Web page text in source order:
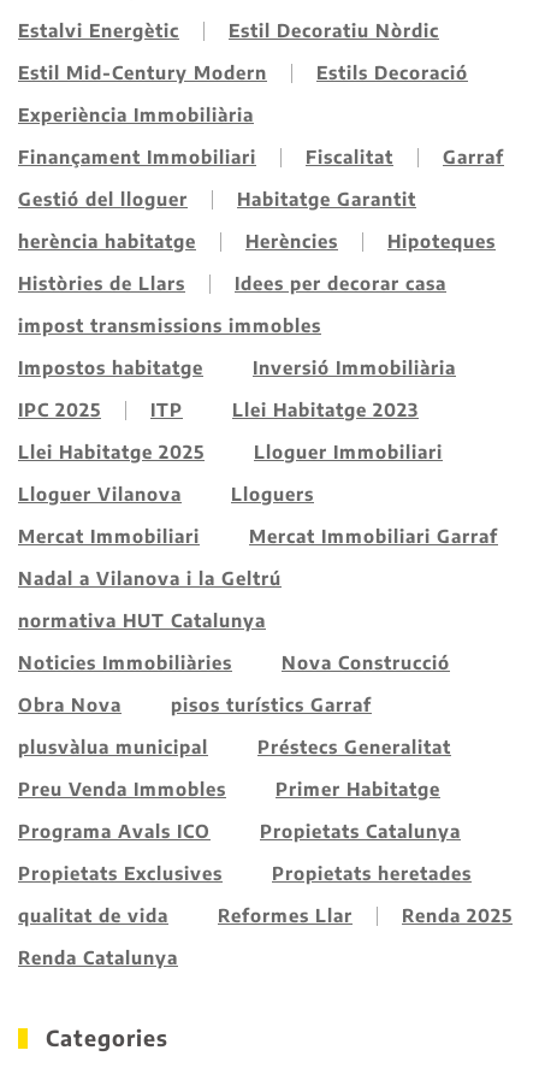
Estalvi Energètic
Estil Decoratiu Nòrdic
Estil Mid-Century Modern
Estils Decoració
Experiència Immobiliària
Finançament Immobiliari
Fiscalitat
Garraf
Gestió del lloguer
Habitatge Garantit
herència habitatge
Herències
Hipoteques
Històries de Llars
Idees per decorar casa
impost transmissions immobles
Impostos habitatge
Inversió Immobiliària
IPC 2025
ITP
Llei Habitatge 2023
Llei Habitatge 2025
Lloguer Immobiliari
Lloguer Vilanova
Lloguers
Mercat Immobiliari
Mercat Immobiliari Garraf
Nadal a Vilanova i la Geltrú
normativa HUT Catalunya
Noticies Immobiliàries
Nova Construcció
Obra Nova
pisos turístics Garraf
plusvàlua municipal
Préstecs Generalitat
Preu Venda Immobles
Primer Habitatge
Programa Avals ICO
Propietats Catalunya
Propietats Exclusives
Propietats heretades
qualitat de vida
Reformes Llar
Renda 2025
Renda Catalunya
Categories